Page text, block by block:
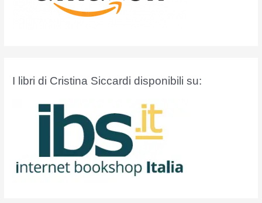
I libri di Cristina Siccardi disponibili su: